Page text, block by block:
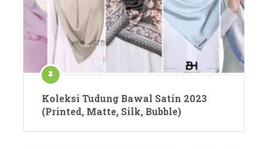
Koleksi Tudung Bawal Satin 2023
(Printed, Matte, Silk, Bubble)